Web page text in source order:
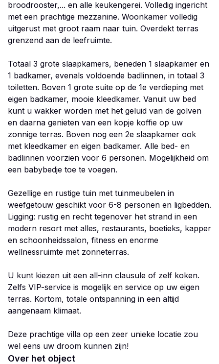
broodrooster,... en alle keukengerei. Volledig ingericht
met een prachtige mezzanine. Woonkamer volledig
uitgerust met groot raam naar tuin. Overdekt terras
grenzend aan de leefruimte.
Totaal 3 grote slaapkamers, beneden 1 slaapkamer en
1 badkamer, evenals voldoende badlinnen, in totaal 3
toiletten. Boven 1 grote suite op de 1e verdieping met
eigen badkamer, mooie kleedkamer. Vanuit uw bed
kunt u wakker worden met het geluid van de golven
en daarna genieten van een kopje koffie op uw
zonnige terras. Boven nog een 2e slaapkamer ook
met kleedkamer en eigen badkamer. Alle bed- en
badlinnen voorzien voor 6 personen. Mogelijkheid om
een babybedje toe te voegen.
Gezellige en rustige tuin met tuinmeubelen in
weefgetouw geschikt voor 6-8 personen en ligbedden.
Ligging: rustig en recht tegenover het strand in een
modern resort met alles, restaurants, boetieks, kapper
en schoonheidssalon, fitness en enorme
wellnessruimte met zonneterras.
U kunt kiezen uit een all-inn clausule of zelf koken.
Zelfs VIP-service is mogelijk en service op uw eigen
terras. Kortom, totale ontspanning in een altijd
aangenaam klimaat.
Deze prachtige villa op een zeer unieke locatie zou
wel eens uw droom kunnen zijn!
Over het object